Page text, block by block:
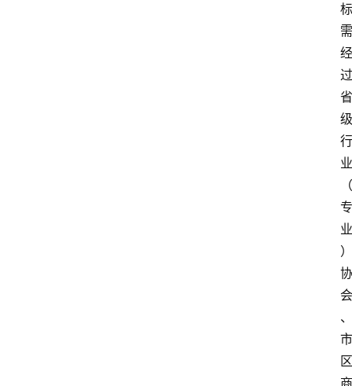
标
需
经
过
省
级
行
业
（
专
业
）
协
会
、
市
区
商